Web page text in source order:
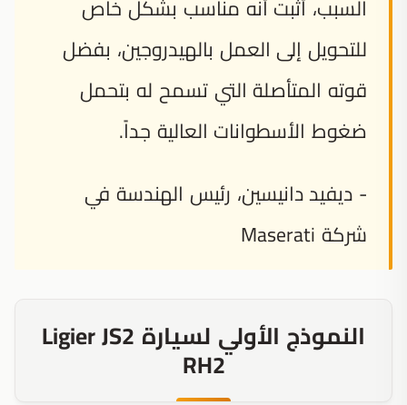
السبب، أثبت أنه مناسب بشكل خاص
للتحويل إلى العمل بالهيدروجين، بفضل
قوته المتأصلة التي تسمح له بتحمل
ضغوط الأسطوانات العالية جداً.
- ديفيد دانيسين، رئيس الهندسة في
شركة Maserati
النموذج الأولي لسيارة Ligier JS2
RH2